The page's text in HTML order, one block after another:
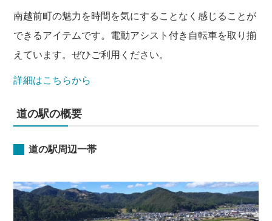
南越前町の魅力を時間を気にすることなく感じることが
できるアイテムです。電動アシスト付き自転車を取り揃
えています。ぜひご利用ください。
詳細はこちらから
道の駅の概要
道の駅周辺一帯